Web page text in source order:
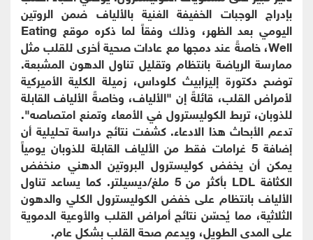
بإدراج الوجبات الخفيفة الغنية بالألياف ضمن الروتين
اليومي بعد الظهر، وذلك وفقاً لما ذكره موقع Eating
Well، خاصةً عند دمجها مع عادات صحية أخرى للقلب مثل
ممارسة الرياضة بانتظام وتقليل تناول الدهون المشبعة.
توضح دكتورة إليزابيث كلوداس، زميلة الكلية الأميركية
لأمراض القلب، قائلةً إن "الألياف، وخاصةً الألياف القابلة
للذوبان، تربط الكوليسترول في الأمعاء وتمنع امتصاصه".
تدعم الأبحاث هذا الادعاء. كشفت نتائج دراسة تحليلية أن
إضافة 5 غرامات فقط من الألياف القابلة للذوبان يومياً
يمكن أن يخفض كوليسترول البروتين الدهني منخفض
الكثافة LDL بأكثر من 5 ملغ/ديسيلتر. كما يساعد تناول
الألياف بانتظام على خفض الكوليسترول الكلي والدهون
الثلاثية، مما يُحسّن نتائج أمراض القلب والأوعية الدموية
على المدى الطويل، ويدعم صحة القلب بشكل عام.